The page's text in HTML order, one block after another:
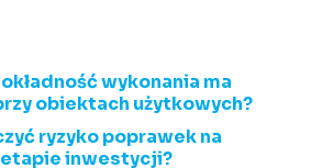
wykonania ma
obiektach użytkowych?
ryzyko poprawek na
inwestycji?